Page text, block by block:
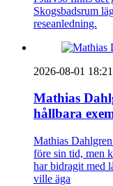
Skogsbadsrum
reseanledning.
2026-08-01 18:21
Mathias
hållbara
Mathias
före sin tid, men
har bidragit med
ville äga